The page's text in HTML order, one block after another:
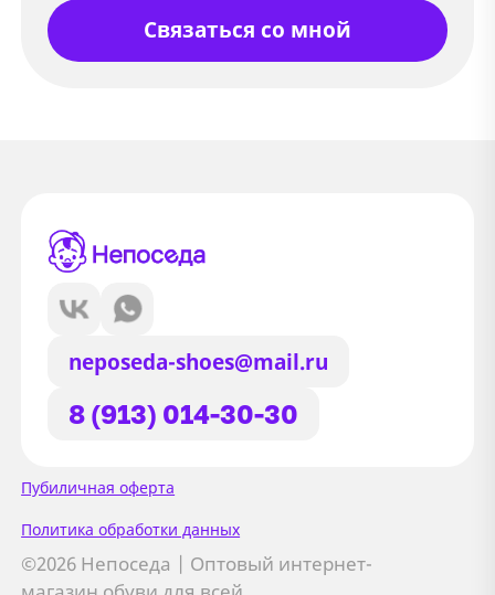
Связаться со мной
neposeda-shoes@mail.ru
8 (913) 014-30-30
Пубиличная оферта
Политика обработки данных
©2026 Непоседа | Оптовый интернет-
Сайт использует файлы Cookie
Мы используем файлы cookie и
сторонние сервисы (Yandex.Metrica и
AppMetrica) для анализа трафика,